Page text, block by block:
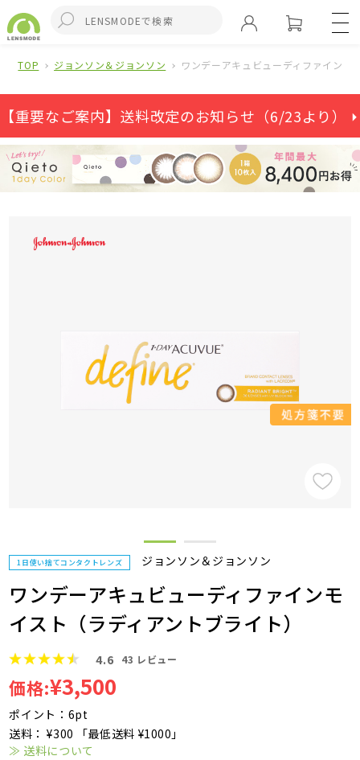
TOP ジョンソン＆ジョンソン ワンデーアキュビューディファインモ
【重要なご案内】送料改定のお知らせ（6/23より） ⏵
1日使い捨てコンタクトレンズ ジョンソン＆ジョンソン
ワンデーアキュビューディファインモ
イスト（ラディアントブライト）
4.6 43 レビュー
価格:¥3,500
ポイント：6pt
送料： ¥300 「最低送料 ¥1000」
≫ 送料について